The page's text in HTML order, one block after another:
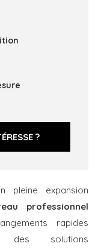
?
pleine expansion
professionnel
rapides
solutions